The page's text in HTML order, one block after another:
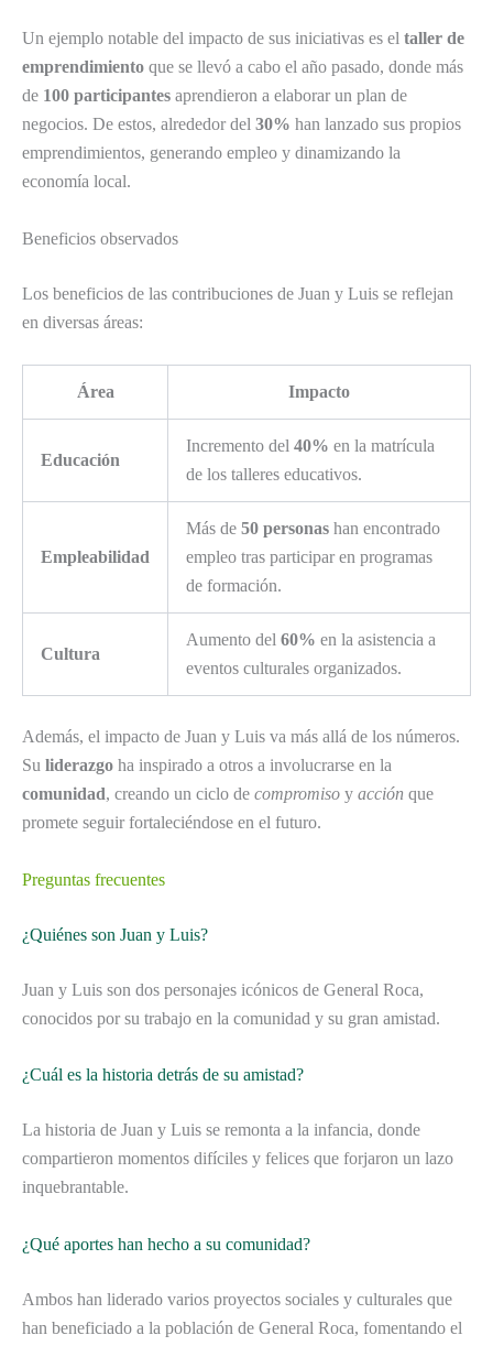
Un ejemplo notable del impacto de sus iniciativas es el taller de
emprendimiento que se llevó a cabo el año pasado, donde más
de 100 participantes aprendieron a elaborar un plan de
negocios. De estos, alrededor del 30% han lanzado sus propios
emprendimientos, generando empleo y dinamizando la
economía local.
Beneficios observados
Los beneficios de las contribuciones de Juan y Luis se reflejan
en diversas áreas:
Área Impacto
Educación
Incremento del 40% en la matrícula
de los talleres educativos.
Empleabilidad
Más de 50 personas han encontrado
empleo tras participar en programas
de formación.
Cultura
Aumento del 60% en la asistencia a
eventos culturales organizados.
Además, el impacto de Juan y Luis va más allá de los números.
Su liderazgo ha inspirado a otros a involucrarse en la
comunidad, creando un ciclo de compromiso y acción que
promete seguir fortaleciéndose en el futuro.
Preguntas frecuentes
¿Quiénes son Juan y Luis?
Juan y Luis son dos personajes icónicos de General Roca,
conocidos por su trabajo en la comunidad y su gran amistad.
¿Cuál es la historia detrás de su amistad?
La historia de Juan y Luis se remonta a la infancia, donde
compartieron momentos difíciles y felices que forjaron un lazo
inquebrantable.
¿Qué aportes han hecho a su comunidad?
Ambos han liderado varios proyectos sociales y culturales que
han beneficiado a la población de General Roca, fomentando el